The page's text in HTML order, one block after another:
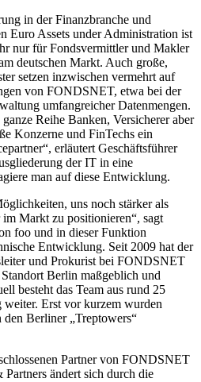
in der Finanzbranche und
Euro Assets under Administration ist
nur für Fondsvermittler und Makler
deutschen Markt. Auch große,
setzen inzwischen vermehrt auf
von FONDSNET, etwa bei der
umfangreicher Datenmengen.
Reihe Banken, Versicherer aber
Konzerne und FinTechs ein
erläutert Geschäftsführer
der IT in eine
man auf diese Entwicklung.
uns noch stärker als
Markt zu positionieren“, sagt
foo und in dieser Funktion
Entwicklung. Seit 2009 hat der
und Prokurist bei FONDSNET
Berlin maßgeblich und
besteht das Team aus rund 25
weiter. Erst vor kurzem wurden
Berliner „Treptowers“
Partner von FONDSNET
ändert sich durch die